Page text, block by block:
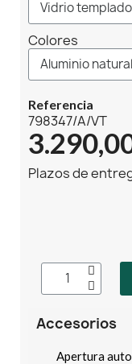
Colores
Referencia
798347/A/VT
Plazos de
Accesorios
Apertura